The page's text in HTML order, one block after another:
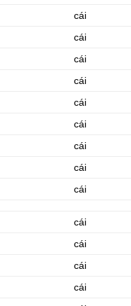
cái
cái
cái
cái
cái
cái
cái
cái
cái
cái
cái
cái
cái